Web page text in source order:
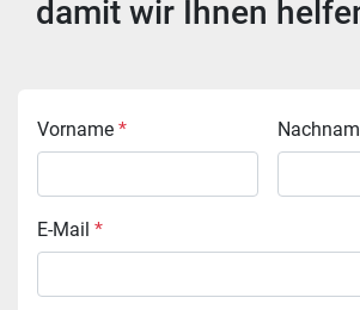
damit wir Ihnen
Vorname *
E-Mail *